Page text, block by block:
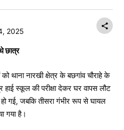
2025
छात्र
थाना नारखी क्षेत्र के बछगांव चौराहे के
हाई स्कूल की परीक्षा देकर घर वापस लौट
गई, जबकि तीसरा गंभीर रूप से घायल
गया है।